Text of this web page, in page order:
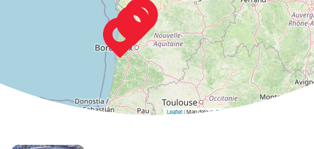
Leaflet| Map data © OpenStreetMap